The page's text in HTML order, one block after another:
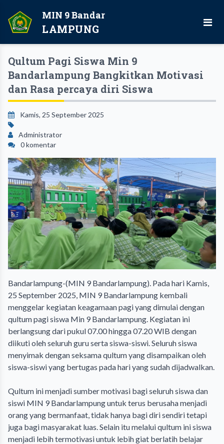
MIN 9 Bandar
LAMPUNG
Qultum Pagi Siswa Min 9
Bandarlampung Bangkitkan Motivasi
dan Rasa percaya diri Siswa
Kamis, 25 September 2025
Administrator
0 komentar
Bandarlampung-(MIN 9 Bandarlampung). Pada hari Kamis,
25 September 2025, MIN 9 Bandarlampung kembali
menggelar kegiatan keagamaan pagi yang dimulai dengan
qultum pagi siswa Min 9 Bandarlampung. Kegiatan ini
berlangsung dari pukul 07.00 hingga 07.20 WIB dengan
diikuti oleh seluruh guru serta siswa-siswi. Seluruh siswa
menyimak dengan seksama qultum yang disampaikan oleh
siswa-siswi yang bertugas pada hari yang sudah dijadwalkan.
‎Qultum ini menjadi sumber motivasi bagi seluruh siswa dan
siswi MIN 9 Bandarlampung untuk terus berusaha menjadi
orang yang bermanfaat, tidak hanya bagi diri sendiri tetapi
juga bagi masyarakat luas. Selain itu melalui qultum ini siswa
menjadi lebih termotivasi untuk lebih giat berlatih belajar